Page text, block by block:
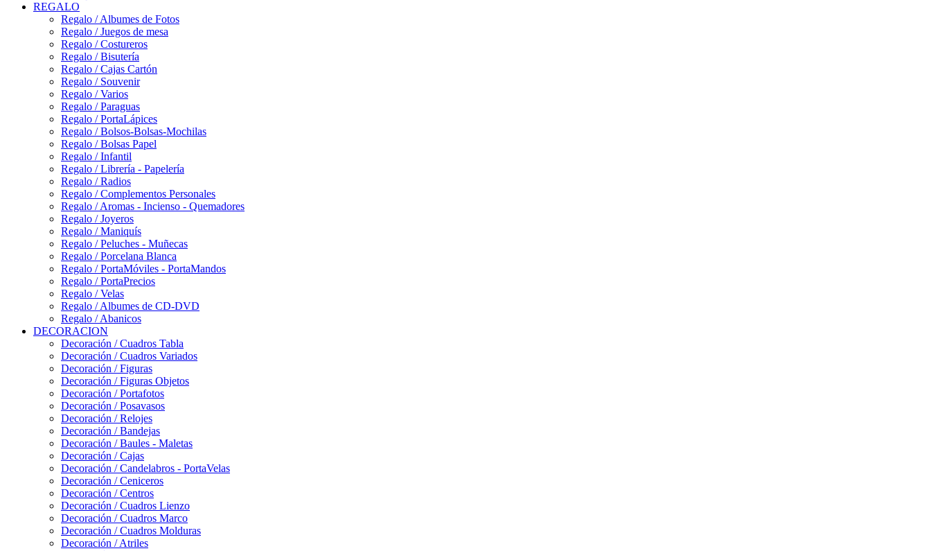
REGALO
Regalo / Albumes de Fotos
Regalo / Juegos de mesa
Regalo / Costureros
Regalo / Bisutería
Regalo / Cajas Cartón
Regalo / Souvenir
Regalo / Varios
Regalo / Paraguas
Regalo / PortaLápices
Regalo / Bolsos-Bolsas-Mochilas
Regalo / Bolsas Papel
Regalo / Infantil
Regalo / Librería - Papelería
Regalo / Radios
Regalo / Complementos Personales
Regalo / Aromas - Incienso - Quemadores
Regalo / Joyeros
Regalo / Maniquís
Regalo / Peluches - Muñecas
Regalo / Porcelana Blanca
Regalo / PortaMóviles - PortaMandos
Regalo / PortaPrecios
Regalo / Velas
Regalo / Albumes de CD-DVD
Regalo / Abanicos
DECORACION
Decoración / Cuadros Tabla
Decoración / Cuadros Variados
Decoración / Figuras
Decoración / Figuras Objetos
Decoración / Portafotos
Decoración / Posavasos
Decoración / Relojes
Decoración / Bandejas
Decoración / Baules - Maletas
Decoración / Cajas
Decoración / Candelabros - PortaVelas
Decoración / Ceniceros
Decoración / Centros
Decoración / Cuadros Lienzo
Decoración / Cuadros Marco
Decoración / Cuadros Molduras
Decoración / Atriles